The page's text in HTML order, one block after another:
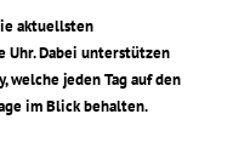
aktuellsten
Uhr. Dabei unterstützen
welche jeden Tag auf den
im Blick behalten.